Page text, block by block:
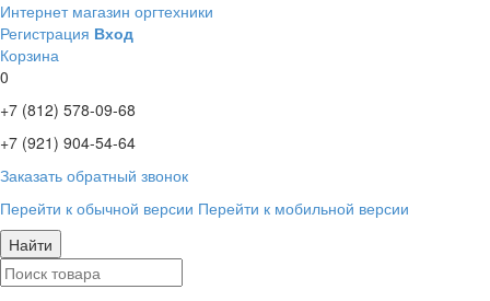
Интернет магазин оргтехники
Регистрация Вход
Корзина
0
+7 (812) 578-09-68
+7 (921) 904-54-64
Заказать обратный звонок
Перейти к обычной версии Перейти к мобильной версии
Найти